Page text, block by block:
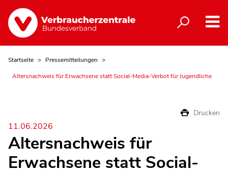
Startseite
Pressemitteilungen
Altersnachweis für Erwachsene statt Social-Media-Verbot für Jugendliche
Drucken
11.06.2026
Altersnachweis für
Erwachsene statt Social-